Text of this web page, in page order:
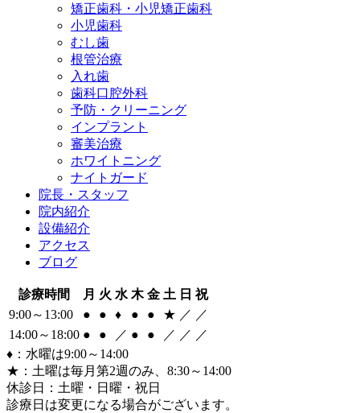
矯正歯科・小児矯正歯科
小児歯科
むし歯
根管治療
入れ歯
歯科口腔外科
予防・クリーニング
インプラント
審美治療
ホワイトニング
ナイトガード
院長・スタッフ
院内紹介
設備紹介
アクセス
ブログ
診療時間 月 火 水 木 金 土 日 祝
9:00～13:00
● ● ♦ ● ● ★ ／ ／
14:00～18:00 ● ● ／ ● ● ／ ／ ／
♦：水曜は9:00～14:00
★：土曜は毎月第2週のみ、8:30～14:00
休診日：土曜・日曜・祝日
診療日は変更になる場合がございます。